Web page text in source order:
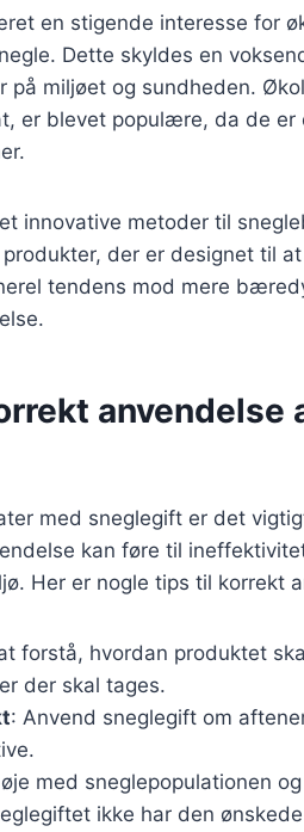
en stigende interesse for
Dette skyldes en
på miljøet og sundheden.
er blevet populære, da de er
innovative metoder til
der er designet til
tendens mod mere
anvendelse
med sneglegift er det
kan føre til
Her er nogle tips til korrekt
forstå, hvordan produktet
der skal tages.
: Anvend sneglegift om
med sneglepopulationen
ikke har den